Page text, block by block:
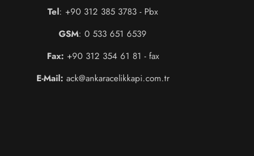
Tel: +90 312 385 3783 - Pbx
GSM: 0 533 651 6539
Fax: +90 312 354 61 81 - fax
E-Mail: ack@ankaracelikkapi.com.tr